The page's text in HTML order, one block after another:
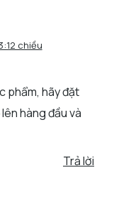
chiều
phẩm, hãy đặt
hàng đầu và
Trả lời